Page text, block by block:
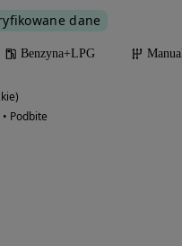
dane
Benzyna+LPG
Podbite